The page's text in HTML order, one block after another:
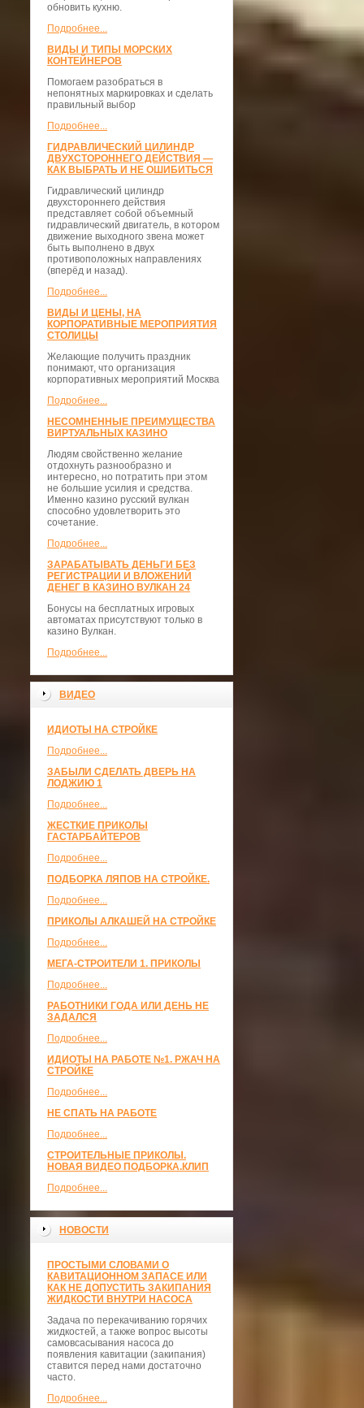
обновить кухню.
Подробнее...
ВИДЫ И ТИПЫ МОРСКИХ
КОНТЕЙНЕРОВ
Помогаем разобраться в
непонятных маркировках и сделать
правильный выбор
Подробнее...
ГИДРАВЛИЧЕСКИЙ ЦИЛИНДР
ДВУХСТОРОННЕГО ДЕЙСТВИЯ —
КАК ВЫБРАТЬ И НЕ ОШИБИТЬСЯ
Гидравлический цилиндр
двухстороннего действия
представляет собой объемный
гидравлический двигатель, в котором
движение выходного звена может
быть выполнено в двух
противоположных направлениях
(вперёд и назад).
Подробнее...
ВИДЫ И ЦЕНЫ, НА
КОРПОРАТИВНЫЕ МЕРОПРИЯТИЯ
СТОЛИЦЫ
Желающие получить праздник
понимают, что организация
корпоративных мероприятий Москва
Подробнее...
НЕСОМНЕННЫЕ ПРЕИМУЩЕСТВА
ВИРТУАЛЬНЫХ КАЗИНО
Людям свойственно желание
отдохнуть разнообразно и
интересно, но потратить при этом
не большие усилия и средства.
Именно казино русский вулкан
способно удовлетворить это
сочетание.
Подробнее...
ЗАРАБАТЫВАТЬ ДЕНЬГИ БЕЗ
РЕГИСТРАЦИИ И ВЛОЖЕНИЙ
ДЕНЕГ В КАЗИНО ВУЛКАН 24
Бонусы на бесплатных игровых
автоматах присутствуют только в
казино Вулкан.
Подробнее...
ВИДЕО
ИДИОТЫ НА СТРОЙКЕ
Подробнее...
ЗАБЫЛИ СДЕЛАТЬ ДВЕРЬ НА
ЛОДЖИЮ 1
Подробнее...
ЖЕСТКИЕ ПРИКОЛЫ
ГАСТАРБАЙТЕРОВ
Подробнее...
ПОДБОРКА ЛЯПОВ НА СТРОЙКЕ.
Подробнее...
ПРИКОЛЫ АЛКАШЕЙ НА СТРОЙКЕ
Подробнее...
МЕГА-СТРОИТЕЛИ 1. ПРИКОЛЫ
Подробнее...
РАБОТНИКИ ГОДА ИЛИ ДЕНЬ НЕ
ЗАДАЛСЯ
Подробнее...
ИДИОТЫ НА РАБОТЕ №1. РЖАЧ НА
СТРОЙКЕ
Подробнее...
НЕ СПАТЬ НА РАБОТЕ
Подробнее...
СТРОИТЕЛЬНЫЕ ПРИКОЛЫ.
НОВАЯ ВИДЕО ПОДБОРКА.КЛИП
Подробнее...
НОВОСТИ
ПРОСТЫМИ СЛОВАМИ О
КАВИТАЦИОННОМ ЗАПАСЕ ИЛИ
КАК НЕ ДОПУСТИТЬ ЗАКИПАНИЯ
ЖИДКОСТИ ВНУТРИ НАСОСА
Задача по перекачиванию горячих
жидкостей, а также вопрос высоты
самовсасывания насоса до
появления кавитации (закипания)
ставится перед нами достаточно
часто.
Подробнее...